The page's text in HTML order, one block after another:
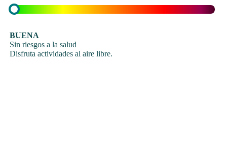
BUENA
Sin riesgos a la salud
Disfruta actividades al aire libre.